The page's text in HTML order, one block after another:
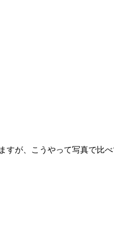
すが、こうやって写真で比